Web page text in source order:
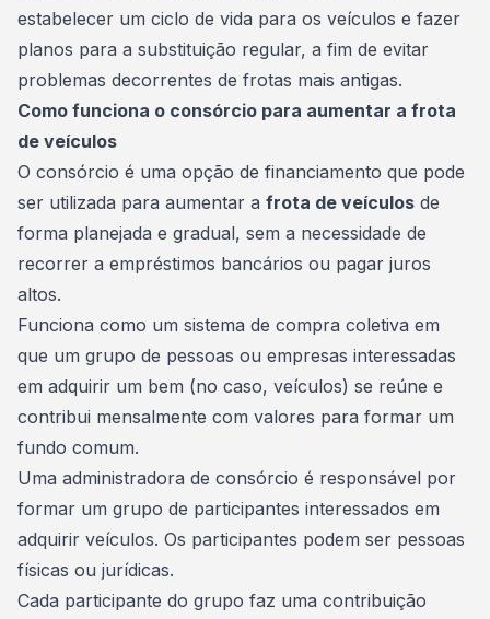
estabelecer um ciclo de vida para os veículos e fazer
planos para a substituição regular, a fim de evitar
problemas decorrentes de frotas mais antigas.
Como funciona o consórcio para aumentar a frota
de veículos
O consórcio é uma opção de financiamento que pode
ser utilizada para aumentar a frota de veículos de
forma planejada e gradual, sem a necessidade de
recorrer a empréstimos bancários ou pagar juros
altos.
Funciona como um sistema de compra coletiva em
que um grupo de pessoas ou empresas interessadas
em adquirir um bem (no caso, veículos) se reúne e
contribui mensalmente com valores para formar um
fundo comum.
Uma administradora de consórcio é responsável por
formar um grupo de participantes interessados em
adquirir veículos. Os participantes podem ser pessoas
físicas ou jurídicas.
Cada participante do grupo faz uma contribuição